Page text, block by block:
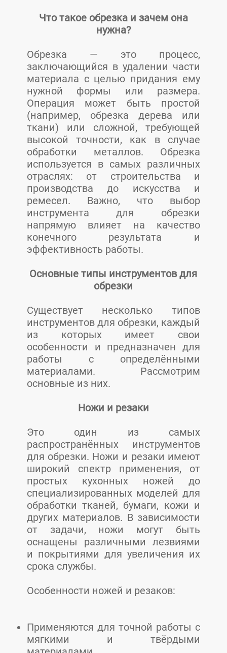
Что такое обрезка и зачем она
нужна?
Обрезка — это процесс,
заключающийся в удалении части
материала с целью придания ему
нужной формы или размера.
Операция может быть простой
(например, обрезка дерева или
ткани) или сложной, требующей
высокой точности, как в случае
обработки металлов. Обрезка
используется в самых различных
отраслях: от строительства и
производства до искусства и
ремесел. Важно, что выбор
инструмента для обрезки
напрямую влияет на качество
конечного результата и
эффективность работы.
Основные типы инструментов для
обрезки
Существует несколько типов
инструментов для обрезки, каждый
из которых имеет свои
особенности и предназначен для
работы с определёнными
материалами. Рассмотрим
основные из них.
Ножи и резаки
Это один из самых
распространённых инструментов
для обрезки. Ножи и резаки имеют
широкий спектр применения, от
простых кухонных ножей до
специализированных моделей для
обработки тканей, бумаги, кожи и
других материалов. В зависимости
от задачи, ножи могут быть
оснащены различными лезвиями
и покрытиями для увеличения их
срока службы.
Особенности ножей и резаков:
Применяются для точной работы с
мягкими и твёрдыми